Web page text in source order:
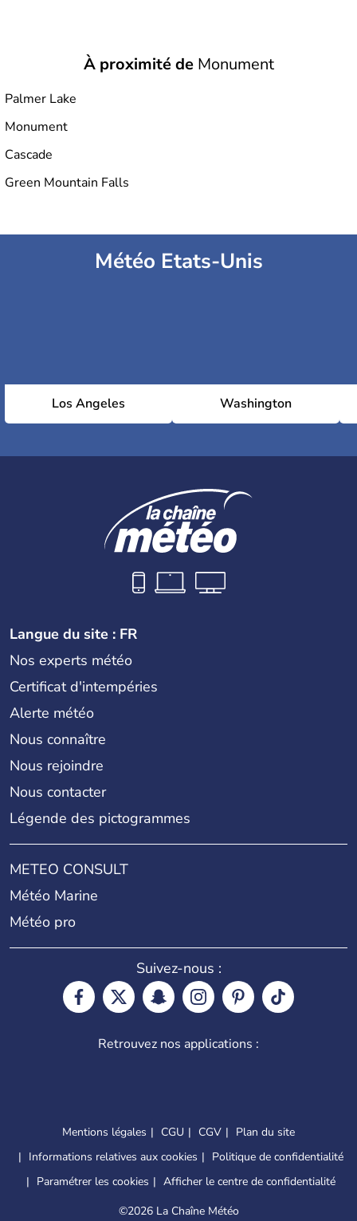
À proximité deMonument
Palmer Lake
Monument
Cascade
Green Mountain Falls
Météo Etats-Unis
Los Angeles Washington
Langue du site : FR
Nos experts météo
Certificat d'intempéries
Alerte météo
Nous connaître
Nous rejoindre
Nous contacter
Légende des pictogrammes
METEO CONSULT
Météo Marine
Météo pro
Suivez-nous :
Retrouvez nos applications :
Mentions légales CGU CGV
Plan du site
Informations relatives aux cookies
Politique de confidentialité
Paramétrer les cookies
Afficher le centre de confidentialité
©2026 La Chaîne Météo